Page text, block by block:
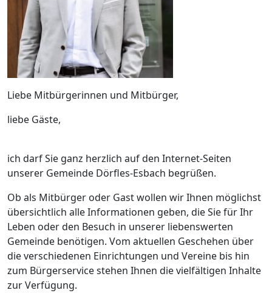
Liebe Mitbürgerinnen und Mitbürger,
liebe Gäste,
ich darf Sie ganz herzlich auf den Internet-Seiten
unserer Gemeinde Dörfles-Esbach begrüßen.
Ob als Mitbürger oder Gast wollen wir Ihnen möglichst
übersichtlich alle Informationen geben, die Sie für Ihr
Leben oder den Besuch in unserer liebenswerten
Gemeinde benötigen. Vom aktuellen Geschehen über
die verschiedenen Einrichtungen und Vereine bis hin
zum Bürgerservice stehen Ihnen die vielfältigen Inhalte
zur Verfügung.